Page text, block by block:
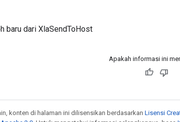
baru dari XlaSendToHost
Apakah informasi ini
konten di halaman ini dilisensikan berdasarkan Lisensi